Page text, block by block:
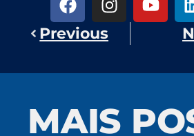
Previous
MAIS